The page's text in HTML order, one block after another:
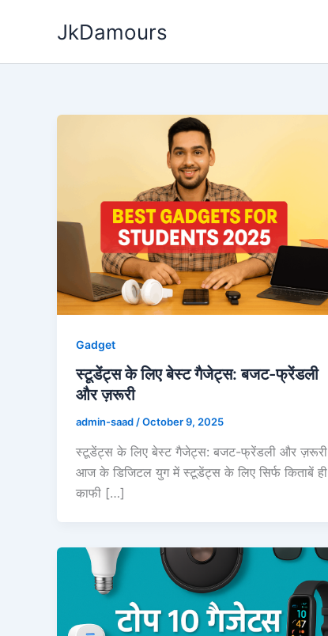
JkDamours
Gadget
स्टूडेंट्स के लिए बेस्ट गैजेट्स: बजट-फ्रेंडली
और ज़रूरी
admin-saad/October 9, 2025
स्टूडेंट्स के लिए बेस्ट गैजेट्स: बजट-फ्रेंडली और ज़रूरी
आज के डिजिटल युग में स्टूडेंट्स के लिए सिर्फ किताबें ही
काफी […]